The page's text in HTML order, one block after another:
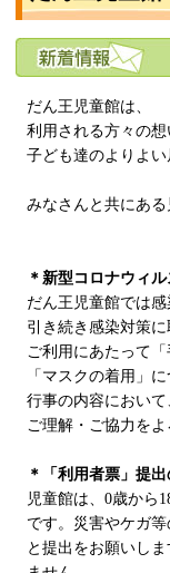
だん王児童館は、
利用される方々の想
子ども達のよりよい
みなさんと共にある
＊新型コロナウィ
だん王児童館では
引き続き感染対策
ご利用にあたって
「マスクの着用」
行事の内容におい
ご理解・ご協力をよ
＊「利用者票」提
児童館は、0歳から
です。災害やケガ
と提出をお願いし